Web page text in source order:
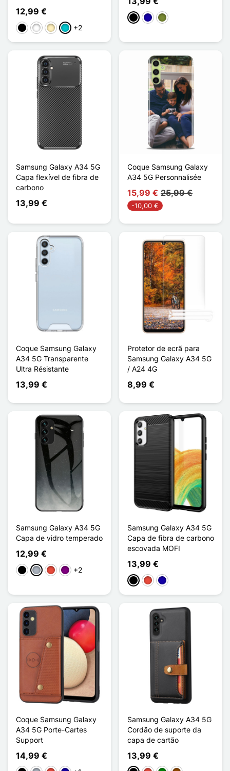
12,99 €
PretoBrancoOuroTurquesa
+2
PretoAzul Escuro
Khaki
Samsung Galaxy A34 5G
Capa flexível de fibra de
carbono
13,99 €
Coque Samsung Galaxy
A34 5G Personnalisée
15,99 € 25,99 €
-10,00 €
Coque Samsung Galaxy
A34 5G Transparente
Ultra Résistante
13,99 €
Protetor de ecrã para
Samsung Galaxy A34 5G
/ A24 4G
8,99 €
Samsung Galaxy A34 5G
Capa de vidro temperado
12,99 €
PretoCinzentoVermelho
Púrpura
+2
Samsung Galaxy A34 5G
Capa de fibra de carbono
escovada MOFI
13,99 €
PretoVermelhoAzul Escuro
Coque Samsung Galaxy
A34 5G Porte-Cartes
Support
14,99 €
Samsung Galaxy A34 5G
Cordão de suporte da
capa de cartão
13,99 €